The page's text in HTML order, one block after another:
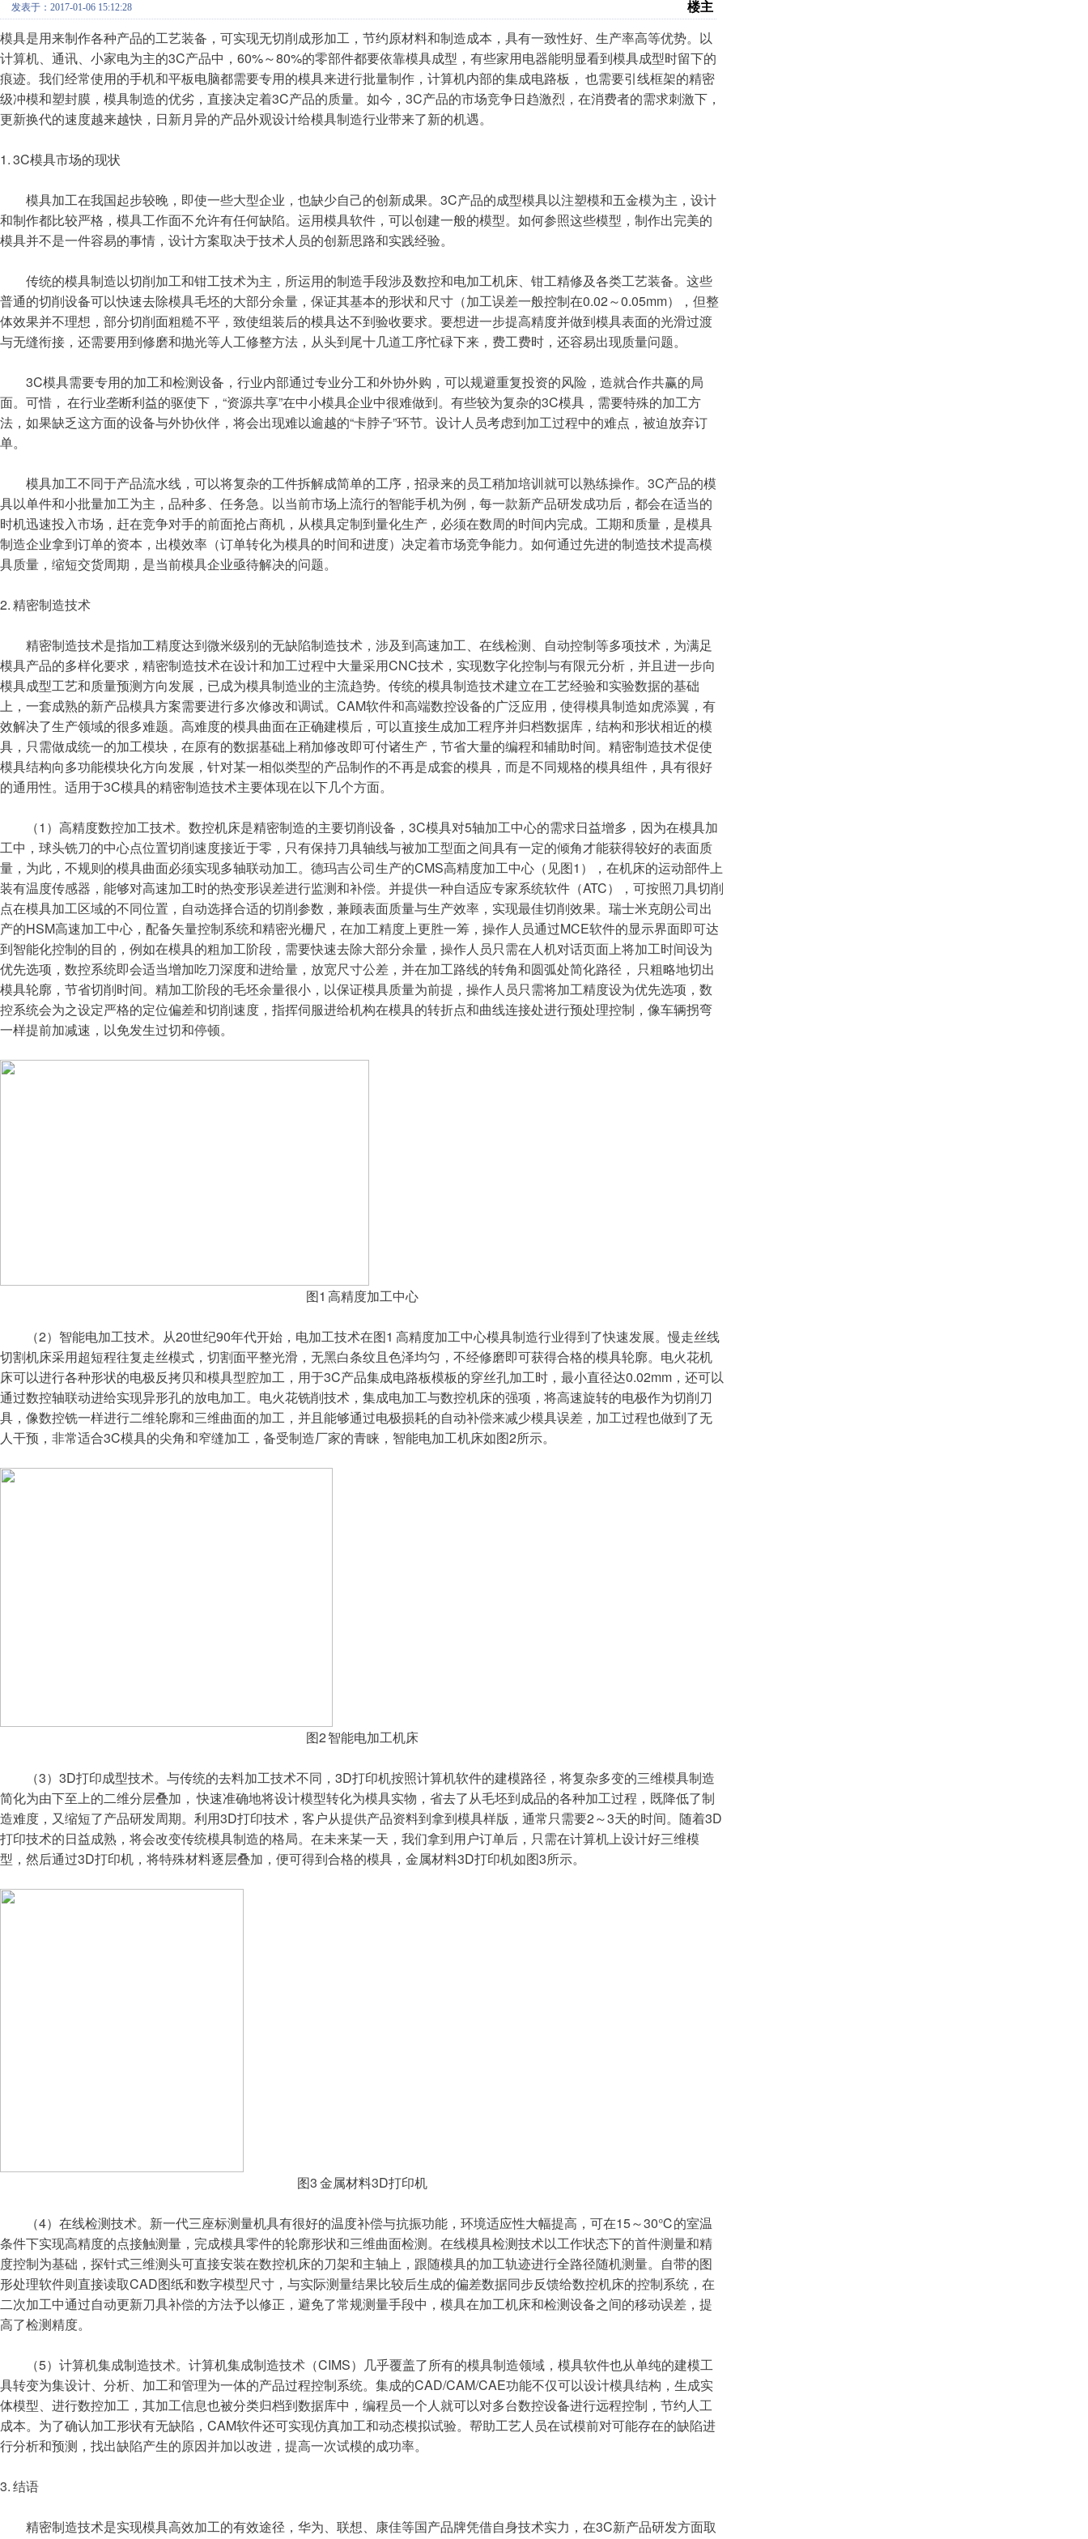
发表于：2017-01-06 15:12:28 楼主
模具是用来制作各种产品的工艺装备，可实现无切削成形加工，节约原材料和制造成本，具有一致性好、生产率高等优势。以
计算机、通讯、小家电为主的3C产品中，60%～80%的零部件都要依靠模具成型，有些家用电器能明显看到模具成型时留下的
痕迹。我们经常使用的手机和平板电脑都需要专用的模具来进行批量制作，计算机内部的集成电路板， 也需要引线框架的精密
级冲模和塑封膜，模具制造的优劣，直接决定着3C产品的质量。如今，3C产品的市场竞争日趋激烈，在消费者的需求刺激下，
更新换代的速度越来越快，日新月异的产品外观设计给模具制造行业带来了新的机遇。
1. 3C模具市场的现状
模具加工在我国起步较晚，即使一些大型企业，也缺少自己的创新成果。3C产品的成型模具以注塑模和五金模为主，设计
和制作都比较严格，模具工作面不允许有任何缺陷。运用模具软件，可以创建一般的模型。如何参照这些模型，制作出完美的
模具并不是一件容易的事情，设计方案取决于技术人员的创新思路和实践经验。
传统的模具制造以切削加工和钳工技术为主，所运用的制造手段涉及数控和电加工机床、钳工精修及各类工艺装备。这些
普通的切削设备可以快速去除模具毛坯的大部分余量，保证其基本的形状和尺寸（加工误差一般控制在0.02～0.05mm），但整
体效果并不理想，部分切削面粗糙不平，致使组装后的模具达不到验收要求。要想进一步提高精度并做到模具表面的光滑过渡
与无缝衔接，还需要用到修磨和抛光等人工修整方法，从头到尾十几道工序忙碌下来，费工费时，还容易出现质量问题。
3C模具需要专用的加工和检测设备，行业内部通过专业分工和外协外购，可以规避重复投资的风险，造就合作共赢的局
面。可惜， 在行业垄断利益的驱使下，“资源共享”在中小模具企业中很难做到。有些较为复杂的3C模具，需要特殊的加工方
法，如果缺乏这方面的设备与外协伙伴，将会出现难以逾越的“卡脖子”环节。设计人员考虑到加工过程中的难点，被迫放弃订
单。
模具加工不同于产品流水线，可以将复杂的工件拆解成简单的工序，招录来的员工稍加培训就可以熟练操作。3C产品的模
具以单件和小批量加工为主，品种多、任务急。以当前市场上流行的智能手机为例，每一款新产品研发成功后，都会在适当的
时机迅速投入市场，赶在竞争对手的前面抢占商机，从模具定制到量化生产，必须在数周的时间内完成。工期和质量，是模具
制造企业拿到订单的资本，出模效率（订单转化为模具的时间和进度）决定着市场竞争能力。如何通过先进的制造技术提高模
具质量，缩短交货周期，是当前模具企业亟待解决的问题。
2. 精密制造技术
精密制造技术是指加工精度达到微米级别的无缺陷制造技术，涉及到高速加工、在线检测、自动控制等多项技术，为满足
模具产品的多样化要求，精密制造技术在设计和加工过程中大量采用CNC技术，实现数字化控制与有限元分析，并且进一步向
模具成型工艺和质量预测方向发展，已成为模具制造业的主流趋势。传统的模具制造技术建立在工艺经验和实验数据的基础
上，一套成熟的新产品模具方案需要进行多次修改和调试。CAM软件和高端数控设备的广泛应用，使得模具制造如虎添翼，有
效解决了生产领域的很多难题。高难度的模具曲面在正确建模后，可以直接生成加工程序并归档数据库，结构和形状相近的模
具，只需做成统一的加工模块，在原有的数据基础上稍加修改即可付诸生产，节省大量的编程和辅助时间。精密制造技术促使
模具结构向多功能模块化方向发展，针对某一相似类型的产品制作的不再是成套的模具，而是不同规格的模具组件，具有很好
的通用性。适用于3C模具的精密制造技术主要体现在以下几个方面。
（1）高精度数控加工技术。数控机床是精密制造的主要切削设备，3C模具对5轴加工中心的需求日益增多，因为在模具加
工中，球头铣刀的中心点位置切削速度接近于零，只有保持刀具轴线与被加工型面之间具有一定的倾角才能获得较好的表面质
量，为此，不规则的模具曲面必须实现多轴联动加工。德玛吉公司生产的CMS高精度加工中心（见图1），在机床的运动部件上
装有温度传感器，能够对高速加工时的热变形误差进行监测和补偿。并提供一种自适应专家系统软件（ATC），可按照刀具切削
点在模具加工区域的不同位置，自动选择合适的切削参数，兼顾表面质量与生产效率，实现最佳切削效果。瑞士米克朗公司出
产的HSM高速加工中心，配备矢量控制系统和精密光栅尺，在加工精度上更胜一筹，操作人员通过MCE软件的显示界面即可达
到智能化控制的目的，例如在模具的粗加工阶段，需要快速去除大部分余量，操作人员只需在人机对话页面上将加工时间设为
优先选项，数控系统即会适当增加吃刀深度和进给量，放宽尺寸公差，并在加工路线的转角和圆弧处简化路径， 只粗略地切出
模具轮廓，节省切削时间。精加工阶段的毛坯余量很小，以保证模具质量为前提，操作人员只需将加工精度设为优先选项，数
控系统会为之设定严格的定位偏差和切削速度，指挥伺服进给机构在模具的转折点和曲线连接处进行预处理控制，像车辆拐弯
一样提前加减速，以免发生过切和停顿。
图1 高精度加工中心
（2）智能电加工技术。从20世纪90年代开始，电加工技术在图1 高精度加工中心模具制造行业得到了快速发展。慢走丝线
切割机床采用超短程往复走丝模式，切割面平整光滑，无黑白条纹且色泽均匀，不经修磨即可获得合格的模具轮廓。电火花机
床可以进行各种形状的电极反拷贝和模具型腔加工，用于3C产品集成电路板模板的穿丝孔加工时，最小直径达0.02mm，还可以
通过数控轴联动进给实现异形孔的放电加工。电火花铣削技术，集成电加工与数控机床的强项，将高速旋转的电极作为切削刀
具，像数控铣一样进行二维轮廓和三维曲面的加工，并且能够通过电极损耗的自动补偿来减少模具误差，加工过程也做到了无
人干预，非常适合3C模具的尖角和窄缝加工，备受制造厂家的青睐，智能电加工机床如图2所示。
图2 智能电加工机床
（3）3D打印成型技术。与传统的去料加工技术不同，3D打印机按照计算机软件的建模路径，将复杂多变的三维模具制造
简化为由下至上的二维分层叠加， 快速准确地将设计模型转化为模具实物，省去了从毛坯到成品的各种加工过程，既降低了制
造难度，又缩短了产品研发周期。利用3D打印技术，客户从提供产品资料到拿到模具样版，通常只需要2～3天的时间。随着3D
打印技术的日益成熟，将会改变传统模具制造的格局。在未来某一天，我们拿到用户订单后，只需在计算机上设计好三维模
型，然后通过3D打印机，将特殊材料逐层叠加，便可得到合格的模具，金属材料3D打印机如图3所示。
图3 金属材料3D打印机
（4）在线检测技术。新一代三座标测量机具有很好的温度补偿与抗振功能，环境适应性大幅提高，可在15～30℃的室温
条件下实现高精度的点接触测量，完成模具零件的轮廓形状和三维曲面检测。在线模具检测技术以工作状态下的首件测量和精
度控制为基础，探针式三维测头可直接安装在数控机床的刀架和主轴上，跟随模具的加工轨迹进行全路径随机测量。自带的图
形处理软件则直接读取CAD图纸和数字模型尺寸，与实际测量结果比较后生成的偏差数据同步反馈给数控机床的控制系统，在
二次加工中通过自动更新刀具补偿的方法予以修正，避免了常规测量手段中，模具在加工机床和检测设备之间的移动误差，提
高了检测精度。
（5）计算机集成制造技术。计算机集成制造技术（CIMS）几乎覆盖了所有的模具制造领域，模具软件也从单纯的建模工
具转变为集设计、分析、加工和管理为一体的产品过程控制系统。集成的CAD/CAM/CAE功能不仅可以设计模具结构，生成实
体模型、进行数控加工，其加工信息也被分类归档到数据库中，编程员一个人就可以对多台数控设备进行远程控制，节约人工
成本。为了确认加工形状有无缺陷，CAM软件还可实现仿真加工和动态模拟试验。帮助工艺人员在试模前对可能存在的缺陷进
行分析和预测，找出缺陷产生的原因并加以改进，提高一次试模的成功率。
3. 结语
精密制造技术是实现模具高效加工的有效途径，华为、联想、康佳等国产品牌凭借自身技术实力，在3C新产品研发方面取